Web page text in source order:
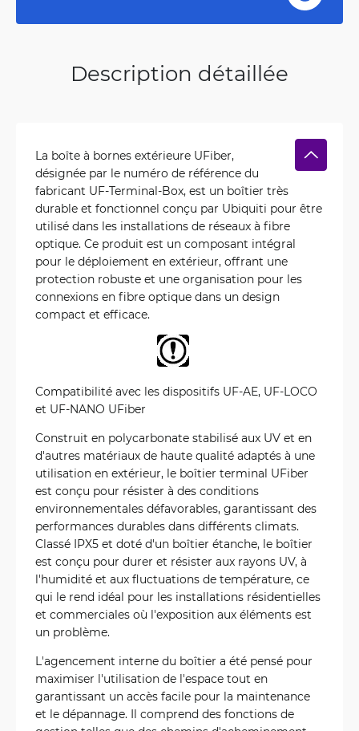
Description détaillée
La boîte à bornes extérieure UFiber,
désignée par le numéro de référence du
fabricant UF-Terminal-Box, est un boîtier très
durable et fonctionnel conçu par Ubiquiti pour être
utilisé dans les installations de réseaux à fibre
optique. Ce produit est un composant intégral
pour le déploiement en extérieur, offrant une
protection robuste et une organisation pour les
connexions en fibre optique dans un design
compact et efficace.
Compatibilité avec les dispositifs UF-AE, UF-LOCO
et UF-NANO UFiber
Construit en polycarbonate stabilisé aux UV et en
d'autres matériaux de haute qualité adaptés à une
utilisation en extérieur, le boîtier terminal UFiber
est conçu pour résister à des conditions
environnementales défavorables, garantissant des
performances durables dans différents climats.
Classé IPX5 et doté d'un boîtier étanche, le boîtier
est conçu pour durer et résister aux rayons UV, à
l'humidité et aux fluctuations de température, ce
qui le rend idéal pour les installations résidentielles
et commerciales où l'exposition aux éléments est
un problème.
L'agencement interne du boîtier a été pensé pour
maximiser l'utilisation de l'espace tout en
garantissant un accès facile pour la maintenance
et le dépannage. Il comprend des fonctions de